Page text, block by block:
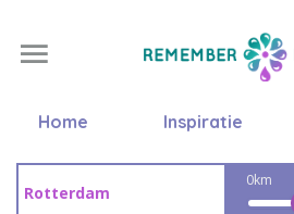
Home Inspiratie
0km